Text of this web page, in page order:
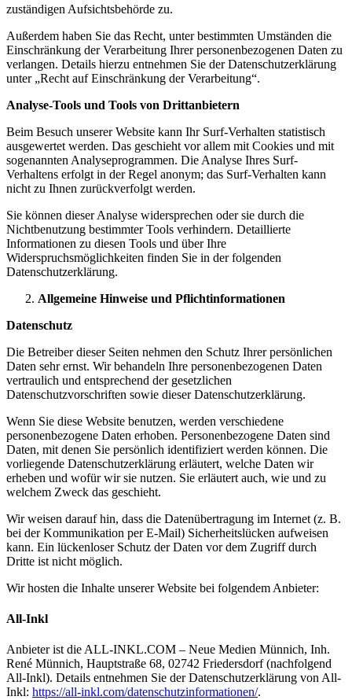
zuständigen Aufsichtsbehörde zu.
Außerdem haben Sie das Recht, unter bestimmten Umständen die
Einschränkung der Verarbeitung Ihrer personenbezogenen Daten zu
verlangen. Details hierzu entnehmen Sie der Datenschutzerklärung
unter „Recht auf Einschränkung der Verarbeitung“.
Analyse-Tools und Tools von Drittanbietern
Beim Besuch unserer Website kann Ihr Surf-Verhalten statistisch
ausgewertet werden. Das geschieht vor allem mit Cookies und mit
sogenannten Analyseprogrammen. Die Analyse Ihres Surf-
Verhaltens erfolgt in der Regel anonym; das Surf-Verhalten kann
nicht zu Ihnen zurückverfolgt werden.
Sie können dieser Analyse widersprechen oder sie durch die
Nichtbenutzung bestimmter Tools verhindern. Detaillierte
Informationen zu diesen Tools und über Ihre
Widerspruchsmöglichkeiten finden Sie in der folgenden
Datenschutzerklärung.
Allgemeine Hinweise und Pflichtinformationen
Datenschutz
Die Betreiber dieser Seiten nehmen den Schutz Ihrer persönlichen
Daten sehr ernst. Wir behandeln Ihre personenbezogenen Daten
vertraulich und entsprechend der gesetzlichen
Datenschutzvorschriften sowie dieser Datenschutzerklärung.
Wenn Sie diese Website benutzen, werden verschiedene
personenbezogene Daten erhoben. Personenbezogene Daten sind
Daten, mit denen Sie persönlich identifiziert werden können. Die
vorliegende Datenschutzerklärung erläutert, welche Daten wir
erheben und wofür wir sie nutzen. Sie erläutert auch, wie und zu
welchem Zweck das geschieht.
Wir weisen darauf hin, dass die Datenübertragung im Internet (z. B.
bei der Kommunikation per E-Mail) Sicherheitslücken aufweisen
kann. Ein lückenloser Schutz der Daten vor dem Zugriff durch
Dritte ist nicht möglich.
Wir hosten die Inhalte unserer Website bei folgendem Anbieter:
All-Inkl
Anbieter ist die ALL-INKL.COM – Neue Medien Münnich, Inh.
René Münnich, Hauptstraße 68, 02742 Friedersdorf (nachfolgend
All-Inkl). Details entnehmen Sie der Datenschutzerklärung von All-
Inkl: https://all-inkl.com/datenschutzinformationen/.